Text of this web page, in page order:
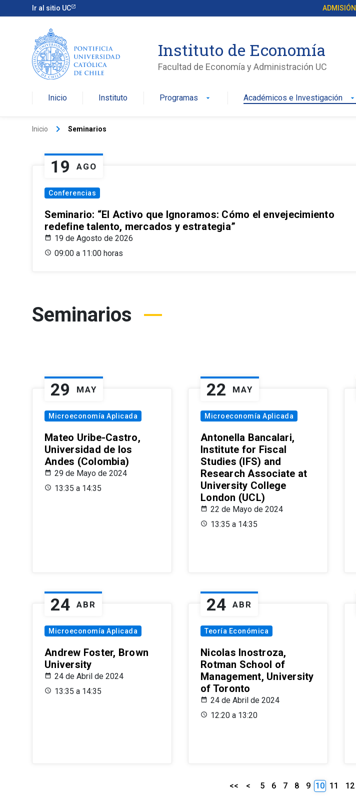
Ir al sitio UC ADMISIÓN
Instituto de Economía
Facultad de Economía y Administración UC
Inicio Instituto Programas arrow_drop_down Académicos e Investigación arrow_drop_down
Inicio keyboard_arrow_right Seminarios
19 AGO
Conferencias
Seminario: “El Activo que Ignoramos: Cómo el envejecimiento
redefine talento, mercados y estrategia”
19 de Agosto de 2026
09:00 a 11:00 horas
Seminarios
29 MAY
Microeconomía Aplicada
Mateo Uribe-Castro,
Universidad de los
Andes (Colombia)
29 de Mayo de 2024
13:35 a 14:35
22 MAY
Microeconomía Aplicada
Antonella Bancalari,
Institute for Fiscal
Studies (IFS) and
Research Associate at
University College
London (UCL)
22 de Mayo de 2024
13:35 a 14:35
24 ABR
Microeconomía Aplicada
Andrew Foster, Brown
University
24 de Abril de 2024
13:35 a 14:35
24 ABR
Teoría Económica
Nicolas Inostroza,
Rotman School of
Management, University
of Toronto
24 de Abril de 2024
12:20 a 13:20
<< < 5 6 7 8 9 10 11 12